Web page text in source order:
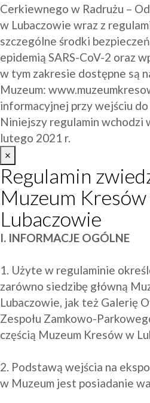
Cerkiewnego w Radrużu –
w Lubaczowie wraz z
szczególne środki
epidemią SARS-CoV-2 oraz
w tym zakresie dostępne są
Muzeum:
informacyjnej przy wejściu do
Niniejszy regulamin wchodzi
lutego 2021 r.
×
Regulamin
Muzeum
Lubaczowie
I. INFORMACJE OGÓLNE
1. Użyte w regulaminie
zarówno siedzibę główną
Lubaczowie, jak też Galerię
Zespołu Zamkowo-
częścią Muzeum Kresów w
2. Podstawą wejścia na
w Muzeum jest posiadanie